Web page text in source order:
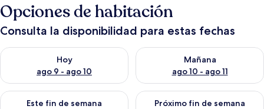
Opciones de habitación
Consulta la disponibilidad para estas fechas
Hoy
ago 9 - ago 10
Consulta la disponibilidad para hoy ago 9 - ago 10
Mañana
ago 10 - ago 11
Consulta la disponibilidad
Este fin de semana
Consulta la disponibilidad para este fin de semana ago 14 -
Próximo fin de semana
Consulta la disponibilidad